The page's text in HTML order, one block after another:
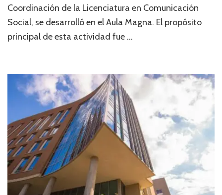
Coordinación de la Licenciatura en Comunicación
Social, se desarrolló en el Aula Magna. El propósito
principal de esta actividad fue …